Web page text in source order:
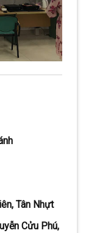
Tân Nhựt
Cửu Phú,